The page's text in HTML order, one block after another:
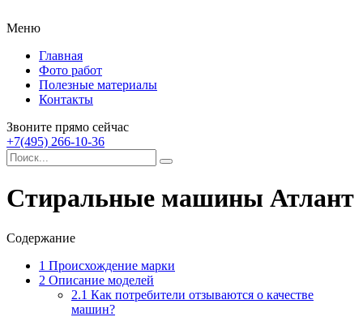
Меню
Главная
Фото работ
Полезные материалы
Контакты
Звоните прямо сейчас
+7(495) 266-10-36
Стиральные машины Атлант
Содержание
1 Происхождение марки
2 Описание моделей
2.1 Как потребители отзываются о качестве
машин?